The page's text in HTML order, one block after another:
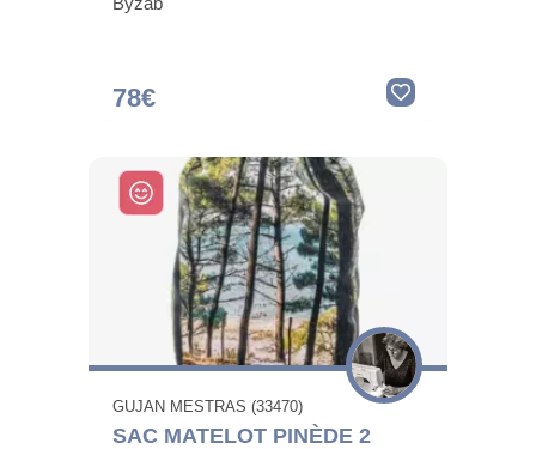
78€
GUJAN MESTRAS (33470)
SAC MATELOT PINÈDE 2